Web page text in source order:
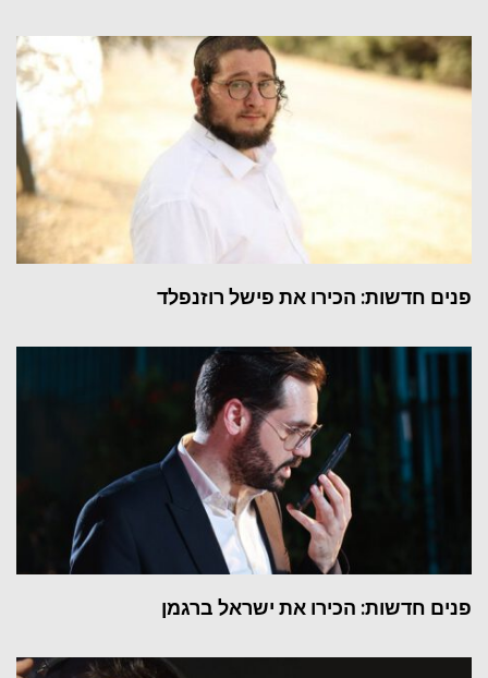
פנים חדשות: הכירו את פישל רוזנפלד
פנים חדשות: הכירו את ישראל ברגמן